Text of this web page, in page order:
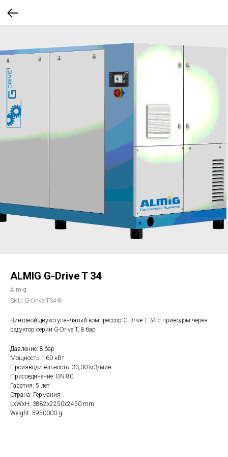
ALMIG G-Drive T 34
Almig
SKU: G-Drive-T34-8
Винтовой двухступенчатый компрессор G-Drive T 34 с приводом через
редуктор серии G-Drive T, 8 бар
Давление: 8 бар
Мощность: 160 кВт
Производительность: 33,00 м3/мин
Присоединение: DN 80
Гаратия: 5 лет
Страна: Германия
LxWxH: 3882x2250x2450 mm
Weight: 5950000 g